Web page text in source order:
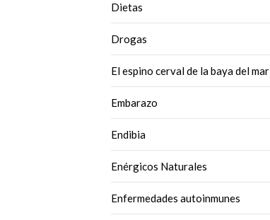
Dietas
Drogas
El espino cerval de la baya del mar
Embarazo
Endibia
Enérgicos Naturales
Enfermedades autoinmunes